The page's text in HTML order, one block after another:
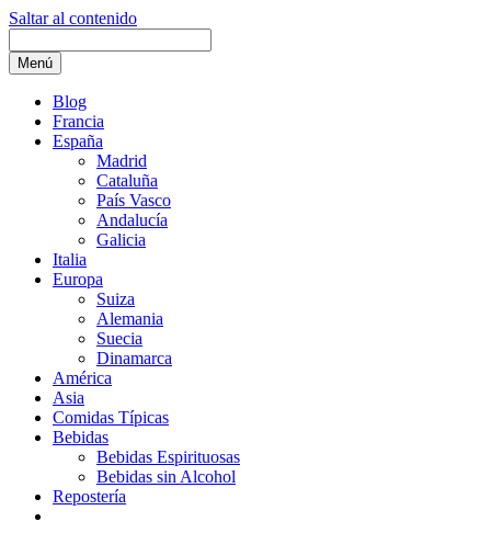
Saltar al contenido
Menú
Blog
Francia
España
Madrid
Cataluña
País Vasco
Andalucía
Galicia
Italia
Europa
Suiza
Alemania
Suecia
Dinamarca
América
Asia
Comidas Típicas
Bebidas
Bebidas Espirituosas
Bebidas sin Alcohol
Repostería